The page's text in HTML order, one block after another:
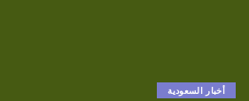
أخبار السعودية